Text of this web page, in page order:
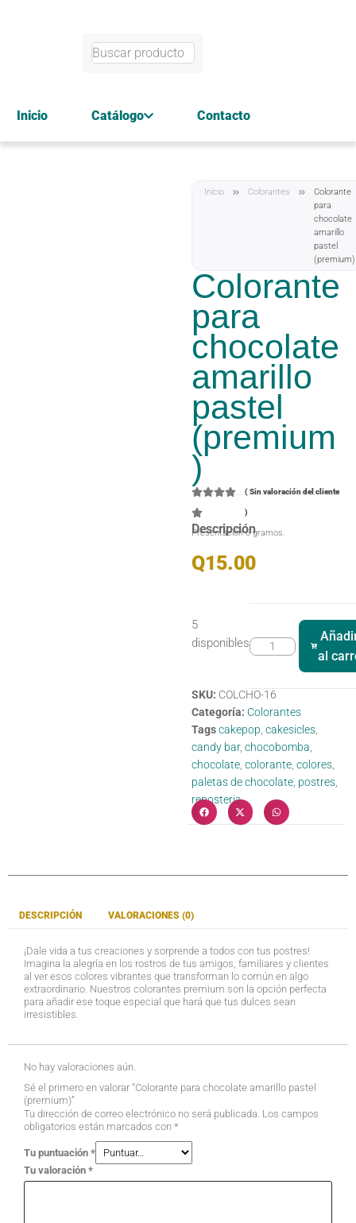
Inicio Catálogo Contacto
Inicio Colorantes
Colorante
para
chocolate
amarillo
pastel
(premium)
Colorante
para
chocolate
amarillo
pastel
(premium
)
(Sin valoración del cliente
)
Descripción
Presentación 6 gramos.
Q15.00
5
disponibles
al
SKU: COLCHO-16
Categoría: Colorantes
Tagscakepop ,cakesicles
candy bar,chocobomba
chocolate ,colorante ,colores
paletas de chocolate postres
reposteria
DESCRIPCIÓN VALORACIONES (0)
¡Dale vida a tus creaciones y sorprende a todos con tus postres!
Imagina la alegría en los rostros de tus amigos, familiares y clientes
al ver esos colores vibrantes que transforman lo común en algo
extraordinario. Nuestros colorantes premium son la opción perfecta
para añadir ese toque especial que hará que tus dulces sean
irresistibles.
No hay valoraciones aún.
Sé el primero en valorar “Colorante para chocolate amarillo pastel
(premium)”
Tu dirección de correo electrónico no será publicada. Los campos
obligatorios están marcados con *
Tu puntuación *
Tu valoración *